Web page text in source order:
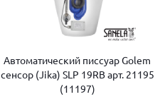
Автоматический писсуар Golem
сенсор (Jika) SLP 19RB арт. 21195
(11197)